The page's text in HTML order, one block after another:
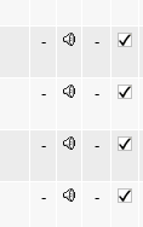
- -
- -
- -
- -